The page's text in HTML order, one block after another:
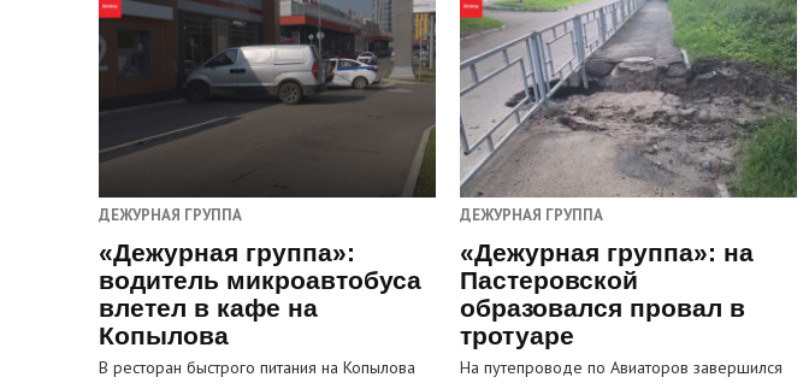
ДЕЖУРНАЯ ГРУППА
«Дежурная группа»:
водитель микроавтобуса
влетел в кафе на
Копылова
В ресторан быстрого питания на Копылова
ДЕЖУРНАЯ ГРУППА
«Дежурная группа»: на
Пастеровской
образовался провал в
тротуаре
На путепроводе по Авиаторов завершился